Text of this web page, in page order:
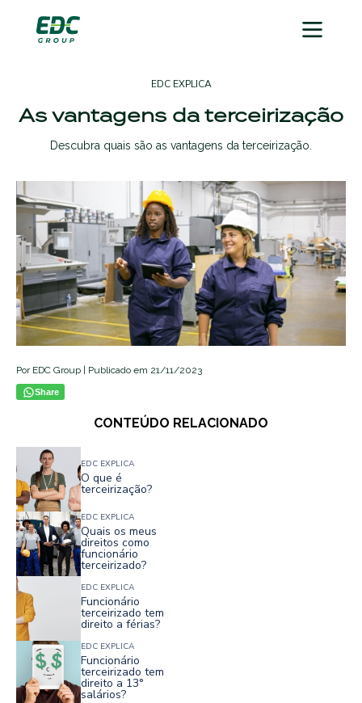
EDC EXPLICA
As vantagens da terceirização
Descubra quais são as vantagens da terceirização.
Por EDC Group | Publicado em 21/11/2023
Share
CONTEÚDO RELACIONADO
EDC EXPLICA
O que é
terceirização?
EDC EXPLICA
Quais os meus
direitos como
funcionário
terceirizado?
EDC EXPLICA
Funcionário
terceirizado tem
direito a férias?
EDC EXPLICA
Funcionário
terceirizado tem
direito a 13°
salários?